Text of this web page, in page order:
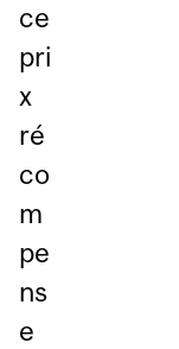
ce
pri
x
ré
co
m
pe
ns
e